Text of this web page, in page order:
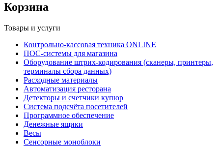
Корзина
Товары и услуги
Контрольно-кассовая техника ONLINE
ПОС-системы для магазина
Оборудование штрих-кодирования (сканеры, принтеры,
терминалы сбора данных)
Расходные материалы
Автоматизация ресторана
Детекторы и счетчики купюр
Система подсчёта посетителей
Программное обеспечение
Денежные ящики
Весы
Сенсорные моноблоки